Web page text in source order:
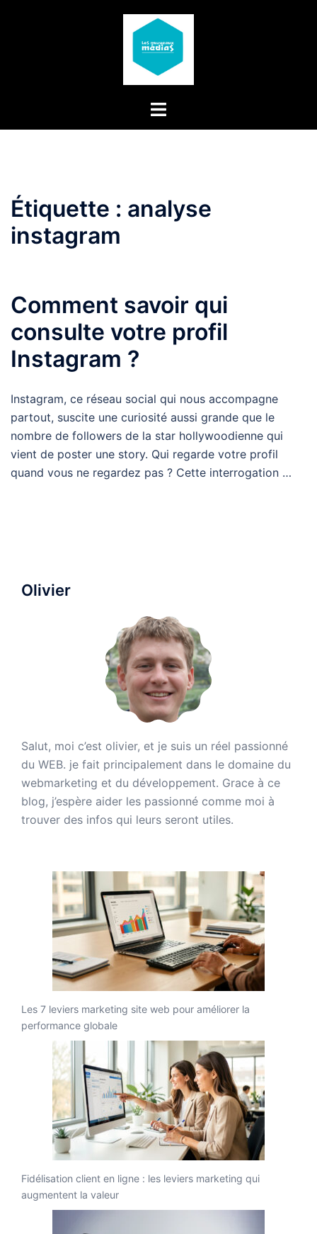
Étiquette : analyse
instagram
Comment savoir qui
consulte votre profil
Instagram ?
Instagram, ce réseau social qui nous accompagne
partout, suscite une curiosité aussi grande que le
nombre de followers de la star hollywoodienne qui
vient de poster une story. Qui regarde votre profil
quand vous ne regardez pas ? Cette interrogation …
Olivier
Salut, moi c’est olivier, et je suis un réel passionné
du WEB. je fait principalement dans le domaine du
webmarketing et du développement. Grace à ce
blog, j’espère aider les passionné comme moi à
trouver des infos qui leurs seront utiles.
Les 7 leviers marketing site web pour améliorer la
performance globale
Fidélisation client en ligne : les leviers marketing qui
augmentent la valeur